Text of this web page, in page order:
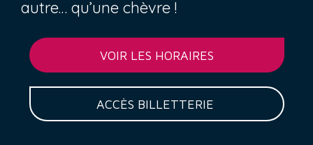
autre… qu’une chèvre !
VOIR LES HORAIRES
ACCÈS BILLETTERIE